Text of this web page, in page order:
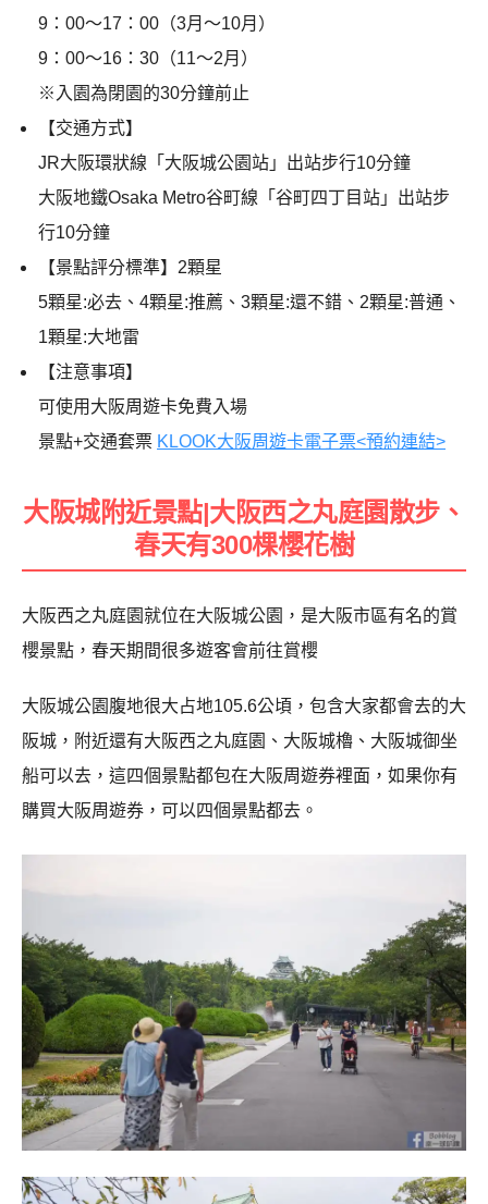
9：00～17：00（3月～10月）
9：00～16：30（11～2月）
※入園為閉園的30分鐘前止
【交通方式】
JR大阪環狀線「大阪城公園站」出站步行10分鐘
大阪地鐵Osaka Metro谷町線「谷町四丁目站」出站步
行10分鐘
【景點評分標準】2顆星
5顆星:必去、4顆星:推薦、3顆星:還不錯、2顆星:普通、
1顆星:大地雷
【注意事項】
可使用大阪周遊卡免費入場
景點+交通套票 KLOOK大阪周遊卡電子票<預約連結>
大阪城附近景點|大阪西之丸庭園散步、
春天有300棵櫻花樹
大阪西之丸庭園就位在大阪城公園，是大阪市區有名的賞
櫻景點，春天期間很多遊客會前往賞櫻
大阪城公園腹地很大占地105.6公頃，包含大家都會去的大
阪城，附近還有大阪西之丸庭園、大阪城櫓、大阪城御坐
船可以去，這四個景點都包在大阪周遊券裡面，如果你有
購買大阪周遊券，可以四個景點都去。